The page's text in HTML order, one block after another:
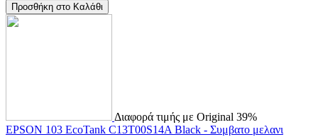
Προσθήκη στο Καλάθι
Διαφορά τιμής με Original 39%
EPSON 103 EcoTank C13T00S14A Black - Συμβατο μελανι